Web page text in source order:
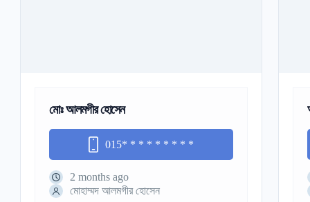
মোঃ আলমগীর হোসেন
015* * * * * * * * *
2 months ago
মোহাম্মদ আলমগীর হোসেন